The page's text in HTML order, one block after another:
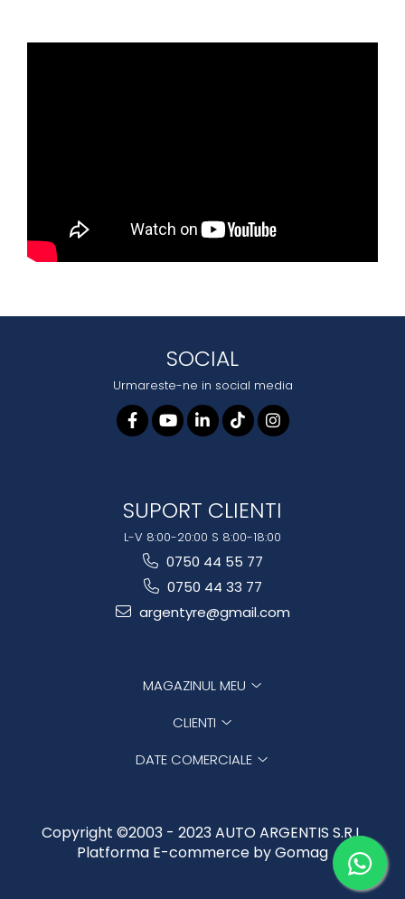
SOCIAL
Urmareste-ne in social media
SUPORT CLIENTI
L-V 8:00-20:00 S 8:00-18:00
0750 44 55 77
0750 44 33 77
argentyre@gmail.com
MAGAZINUL MEU
CLIENTI
DATE COMERCIALE
Copyright ©2003 - 2023 AUTO ARGENTIS S.R.L.
Platforma E-commerce by Gomag